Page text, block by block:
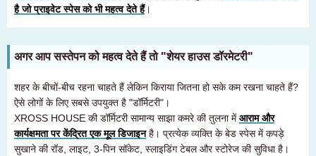
है जो प्राइवेट स्पेस को भी महत्व देते हैं।
अगर आप सस्तेपन को महत्व देते हैं तो "शेयर हाउस डॉरमेटरी"
शहर के बीचों-बीच रहना चाहते हैं लेकिन किराया जितना हो सके कम रखना चाहते हैं?
ऐसे लोगों के लिए सबसे उपयुक्त है "डॉर्मिटरी"।
XROSS HOUSE की डॉर्मिटरी सामान्य साझा कमरे की तुलना मेंआराम और
कार्यक्षमता पर केंद्रित एक मूल डिजाइनहै। प्रत्येक व्यक्ति के बेड स्पेस में कपड़े
सुखाने की रॉड, लाइट, 3-पिन सॉकेट, स्लाइडिंग टेबल और स्टोरेज की सुविधा है।